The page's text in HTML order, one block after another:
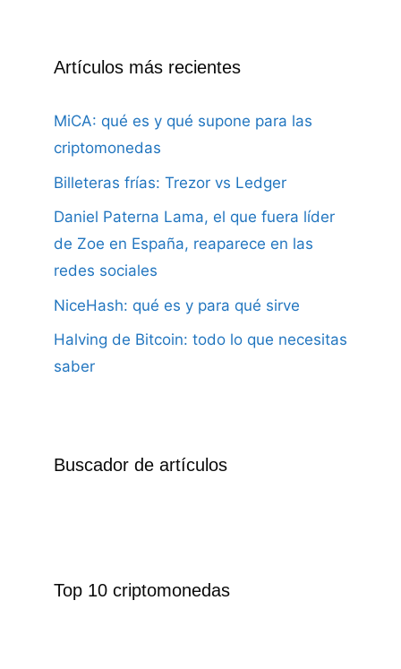
Artículos más recientes
MiCA: qué es y qué supone para las
criptomonedas
Billeteras frías: Trezor vs Ledger
Daniel Paterna Lama, el que fuera líder
de Zoe en España, reaparece en las
redes sociales
NiceHash: qué es y para qué sirve
Halving de Bitcoin: todo lo que necesitas
saber
Buscador de artículos
Top 10 criptomonedas